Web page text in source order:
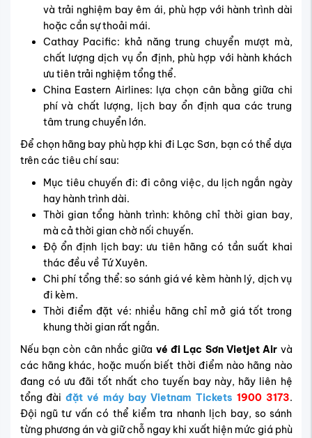
và trải nghiệm bay êm ái, phù hợp với hành trình dài
hoặc cần sự thoải mái.
Cathay Pacific: khả năng trung chuyển mượt mà,
chất lượng dịch vụ ổn định, phù hợp với hành khách
ưu tiên trải nghiệm tổng thể.
China Eastern Airlines: lựa chọn cân bằng giữa chi
phí và chất lượng, lịch bay ổn định qua các trung
tâm trung chuyển lớn.
Để chọn hãng bay phù hợp khi đi Lạc Sơn, bạn có thể dựa
trên các tiêu chí sau:
Mục tiêu chuyến đi: đi công việc, du lịch ngắn ngày
hay hành trình dài.
Thời gian tổng hành trình: không chỉ thời gian bay,
mà cả thời gian chờ nối chuyến.
Độ ổn định lịch bay: ưu tiên hãng có tần suất khai
thác đều về Tứ Xuyên.
Chi phí tổng thể: so sánh giá vé kèm hành lý, dịch vụ
đi kèm.
Thời điểm đặt vé: nhiều hãng chỉ mở giá tốt trong
khung thời gian rất ngắn.
Nếu bạn còn cân nhắc giữa vé đi Lạc Sơn Vietjet Air và
các hãng khác, hoặc muốn biết thời điểm nào hãng nào
đang có ưu đãi tốt nhất cho tuyến bay này, hãy liên hệ
tổng đàiđặt vé máy bay Vietnam Tickets 1900 3173.
Đội ngũ tư vấn có thể kiểm tra nhanh lịch bay, so sánh
từng phương án và giữ chỗ ngay khi xuất hiện mức giá phù